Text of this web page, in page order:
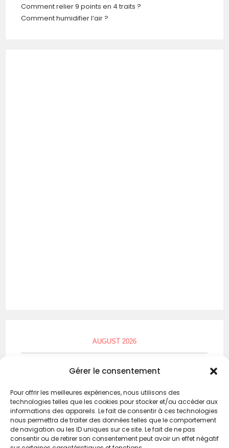
Gérer le consentement
Pour offrir les meilleures expériences, nous utilisons des
technologies telles que les cookies pour stocker et/ou accéder aux
informations des appareils. Le fait de consentir à ces technologies
nous permettra de traiter des données telles que le comportement
de navigation ou les ID uniques sur ce site. Le fait de ne pas
consentir ou de retirer son consentement peut avoir un effet négatif
Comment relier 9 points en 4 traits ?
Comment humidifier l’air ?
AUGUST 2026
3 4 5 6 7 8 9
10 11 12 13 14 15 16
17 18 19 20 21 22 23